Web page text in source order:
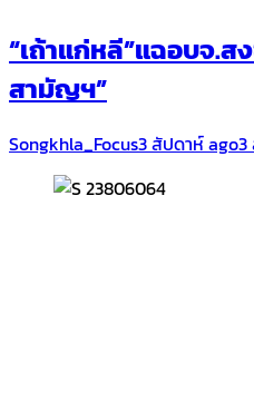
“เถ้าแก่หลี”แฉอบจ.
สามัญฯ”
Songkhla_Focus3 สัปดาห์ ago3